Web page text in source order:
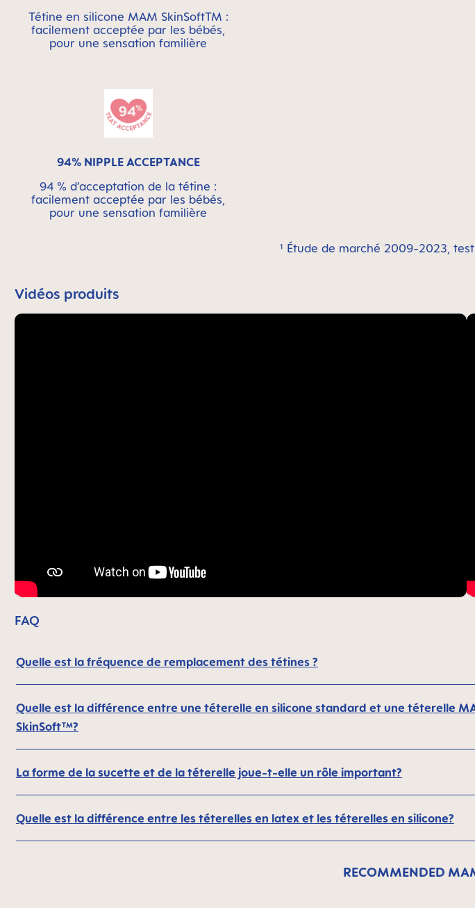
Tétine en silicone MAM SkinSoftTM :
facilement acceptée par les bébés,
pour une sensation familière
94% NIPPLE ACCEPTANCE
94 % d’acceptation de la tétine :
facilement acceptée par les bébés,
pour une sensation familière
¹ Étude de marché 2009-2023,
Vidéos produits
FAQ
Quelle est la fréquence de remplacement des tétines ?
Quelle est la différence entre une téterelle en silicone standard et une téterelle
SkinSoft™?
La forme de la sucette et de la téterelle joue-t-elle un rôle important?
Quelle est la différence entre les téterelles en latex et les téterelles en silicone?
RECOMMENDED